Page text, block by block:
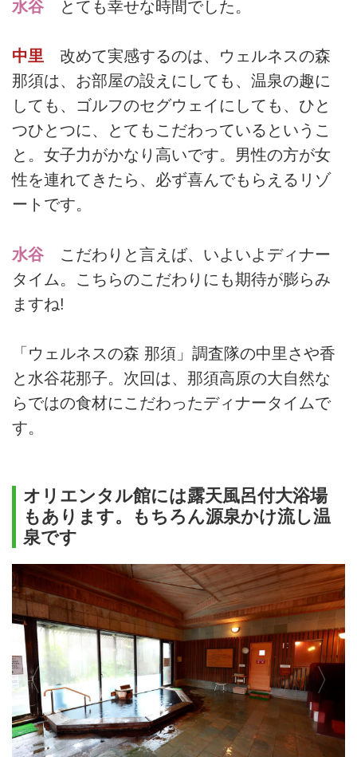
水谷 とても幸せな時間でした。
中里 改めて実感するのは、ウェルネスの森
那須は、お部屋の設えにしても、温泉の趣に
しても、ゴルフのセグウェイにしても、ひと
つひとつに、とてもこだわっているというこ
と。女子力がかなり高いです。男性の方が女
性を連れてきたら、必ず喜んでもらえるリゾ
ートです。
水谷 こだわりと言えば、いよいよディナー
タイム。こちらのこだわりにも期待が膨らみ
ますね!
「ウェルネスの森 那須」調査隊の中里さや香
と水谷花那子。次回は、那須高原の大自然な
らではの食材にこだわったディナータイムで
す。
オリエンタル館には露天風呂付大浴場
もあります。もちろん源泉かけ流し温
泉です